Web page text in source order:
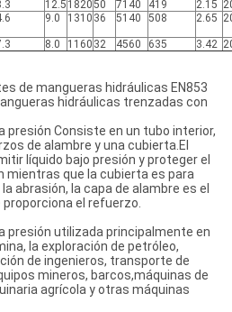
12.5 182050 7140 419 2.15
9.0 1310 36 5140 508 2.65
8.0 1160 32 4560 635 3.42
de mangueras hidráulicas EN853
hidráulicas trenzadas con
presión Consiste en un tubo interior,
de alambre y una cubierta.El
líquido bajo presión y proteger el
mientras que la cubierta es para
abrasión, la capa de alambre es el
el refuerzo.
presión utilizada principalmente en
la exploración de petróleo,
de ingenieros, transporte de
mineros, barcos,máquinas de
agrícola y otras máquinas